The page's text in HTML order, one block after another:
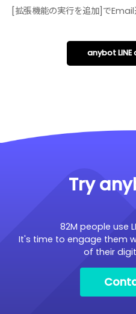
[拡張機能の実行を追加]で
anybot LINE
Try
82M people use
It's time to engage them
of their